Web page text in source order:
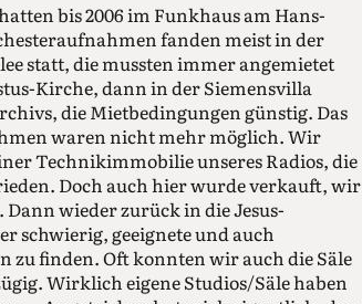
bis 2006 im Funkhaus am Hans-
fanden meist in der
statt, die mussten immer angemietet
Kirche, dann in der Siemensvilla
die Mietbedingungen günstig. Das
waren nicht mehr möglich. Wir
Technikimmobilie unseres Radios, die
Doch auch hier wurde verkauft, wir
wieder zurück in die Jesus-
schwierig, geeignete und auch
zu finden. Oft konnten wir auch die Säle
Wirklich eigene Studios/Säle haben